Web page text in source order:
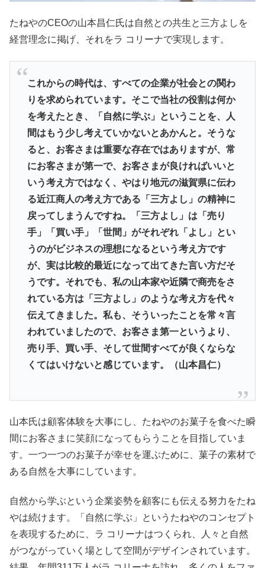
たねやのCEOの山本昌仁氏は自然との共生と三方よしを
経営理念に掲げ、それをラ コリーナで実現します。
これからの時代は、すべての企業が社会との関わ
りを求められています。そこで当社の役割は何か
を考えたとき、「自然に学ぶ」ということを、人
間はもう少し考えていかないとあかんと。そうな
ると、お客さまは重要な存在ではありますが、常
にお客さまが第一で、お客さまが良ければいいと
いう考え方ではなく、やはり地元の滋賀県に伝わ
る近江商人の考え方である「三方よし」の精神に
戻ってしまうんですね。「三方よし」は「売り
手」「買い手」「世間」がそれぞれ「よし」とい
うのがビジネスの理想になるという考え方です
が、実は比較的最近になって出てきた言い方だそ
うです。それでも、私の山本家や近隣で商売をさ
れている方は「三方よし」のような考え方を代々
伝えてきました。私も、そういったことを常々言
われていましたので、お客さま第一というより、
売り手、買い手、そして世間すべてが良くならな
くてはいけないと感じています。（山本昌仁）
山本氏は顧客体験を大事にし、たねやのお菓子を食べた瞬
間にお客さまに笑顔になってもらうことを目指していま
す。一つ一つのお菓子が幸せを運ぶために、菓子の素材で
ある自然を大事にしています。
自然から学ぶという企業姿勢を顧客にも伝える努力をたね
やは続けます。「自然に学ぶ」というたねやのコンセプト
を表現するために、ラ コリーナはつくられ、人々と自然
がつながっていく場として空間がデザインされています。